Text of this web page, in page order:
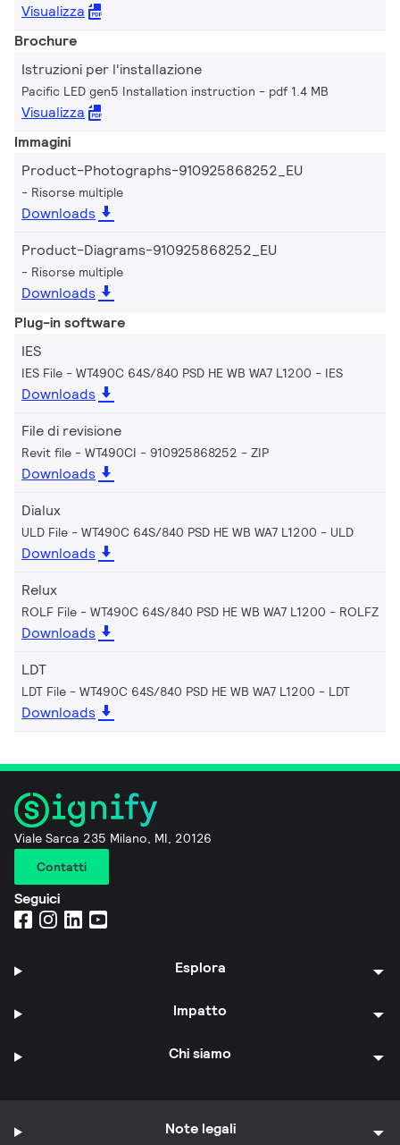
Visualizza
Brochure
Istruzioni per l'installazione
Pacific LED gen5 Installation instruction pdf 1.4 MB
Visualizza
Immagini
Product-Photographs-910925868252_EU
Risorse multiple
Downloads
Product-Diagrams-910925868252_EU
Risorse multiple
Downloads
Plug-in software
IES
IES File - WT490C 64S/840 PSD HE WB WA7 L1200 IES
Downloads
File di revisione
Revit file - WT490CI - 910925868252 ZIP
Downloads
Dialux
ULD File - WT490C 64S/840 PSD HE WB WA7 L1200 ULD
Downloads
Relux
ROLF File - WT490C 64S/840 PSD HE WB WA7 L1200 ROLFZ
Downloads
LDT
LDT File - WT490C 64S/840 PSD HE WB WA7 L1200 LDT
Downloads
Viale Sarca 235 Milano, MI, 20126
Contatti
Seguici
Esplora
Impatto
Chi siamo
Note legali